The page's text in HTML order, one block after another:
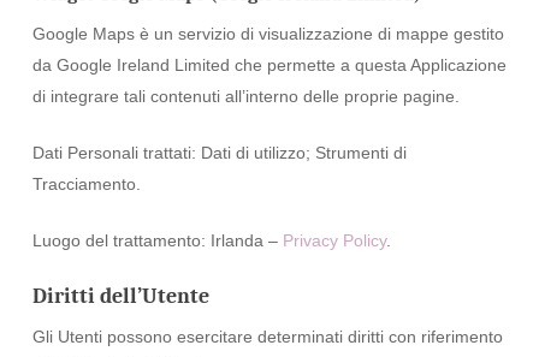
Google Maps è un servizio di visualizzazione di mappe gestito
da Google Ireland Limited che permette a questa Applicazione
di integrare tali contenuti all’interno delle proprie pagine.
Dati Personali trattati: Dati di utilizzo; Strumenti di
Tracciamento.
Luogo del trattamento: Irlanda – Privacy Policy.
Diritti dell’Utente
Gli Utenti possono esercitare determinati diritti con riferimento